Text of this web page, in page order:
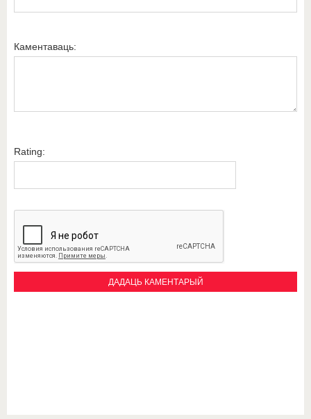
Каментаваць:
Rating: